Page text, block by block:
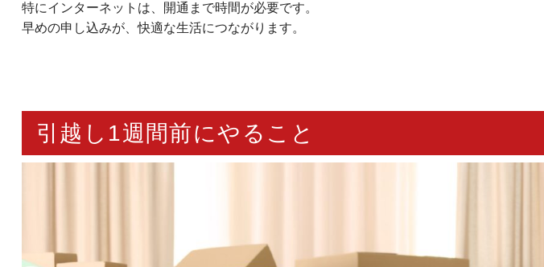
特にインターネットは、開通まで時間が必要です。
早めの申し込みが、快適な生活につながります。
引越し1週間前にやること